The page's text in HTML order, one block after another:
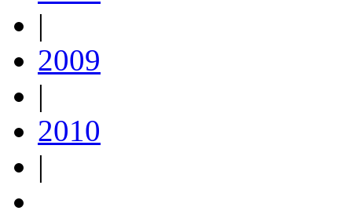
|
2009
|
2010
|